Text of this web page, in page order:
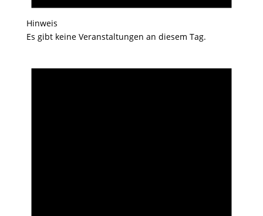
Hinweis
Es gibt keine Veranstaltungen an diesem Tag.